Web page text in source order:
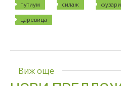
путиум
силаж
царевица
Виж още